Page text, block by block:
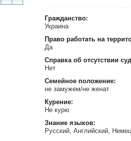
Гражданство:
Украина
Право работать на
Да
Справка об отсутствии
Нет
Семейное положение:
не замужем/не женат
Курение:
Не курю
Знание языков:
Русский, Английский,